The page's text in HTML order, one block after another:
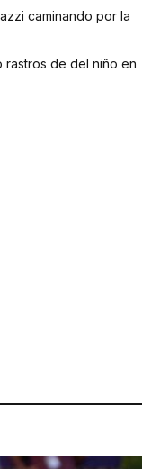
caminando por la
rastros de del niño en